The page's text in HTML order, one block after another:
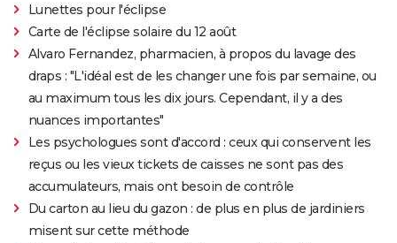
Lunettes pour l'éclipse
Carte de l'éclipse solaire du 12 août
Alvaro Fernandez, pharmacien, à propos du lavage des
draps : "L'idéal est de les changer une fois par semaine, ou
au maximum tous les dix jours. Cependant, il y a des
nuances importantes"
Les psychologues sont d'accord : ceux qui conservent les
reçus ou les vieux tickets de caisses ne sont pas des
accumulateurs, mais ont besoin de contrôle
Du carton au lieu du gazon : de plus en plus de jardiniers
misent sur cette méthode